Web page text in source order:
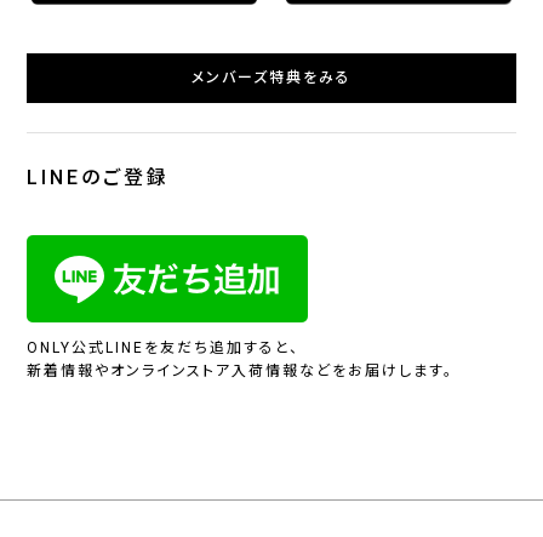
メンバーズ特典をみる
LINEのご登録
ONLY公式LINEを友だち追加すると、
新着情報やオンラインストア入荷情報などをお届けします。